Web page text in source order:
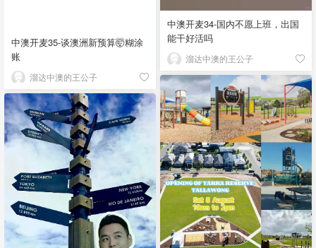
中澳开麦35-谈澳洲新预算🤯糊涂
账
溜达中澳的王公子
中澳开麦34-国内不愿上班，出国
能干好活吗
溜达中澳的王公子